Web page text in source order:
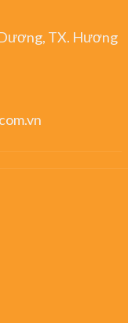
TX. Hương